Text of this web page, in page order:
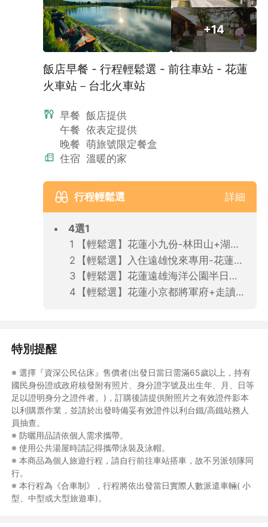
+14
飯店早餐 - 行程輕鬆選 - 前往車站 - 花蓮
火車站－台北火車站
早餐 飯店提供
午餐 依表定提供
晚餐 萌旅號限定餐盒
住宿 溫暖的家
行程輕鬆選 詳細
4選1
【輕鬆選】花蓮小九份-林田山+湖光山色鯉魚潭（飯店／車站出發、含午餐）
【輕鬆選】入住遠雄悅來專用-花蓮海洋公園門票(飯店出票、不含午餐)
【輕鬆選】花蓮遠雄海洋公園半日遊(易遊網出發3天前出票、飯店/車站出發、不含午餐)需加價:200/人
【輕鬆選】花蓮小京都將軍府+走讀洄瀾散策(四人成行)(飯店／車站出發、含午餐)需加價:500/人
特別提醒
※ 選擇『資深公民佔床』售價者(出發日當日需滿65歲以上，持有
國民身份證或政府核發附有照片、身分證字號及出生年、月、日等
足以證明身分之證件者。)，訂購後請提供附照片之有效證件影本
以利購票作業，並請於出發時備妥有效證件以利台鐵/高鐵站務人
員抽查。
※ 防曬用品請依個人需求攜帶。
※ 使用公共湯屋時請記得攜帶泳裝及泳帽。
※ 本商品為個人旅遊行程，請自行前往車站搭車，故不另派領隊同
行。
※ 本行程為《合車制》，行程將依出發當日實際人數派遣車輛( 小
型、中型或大型旅遊車)。